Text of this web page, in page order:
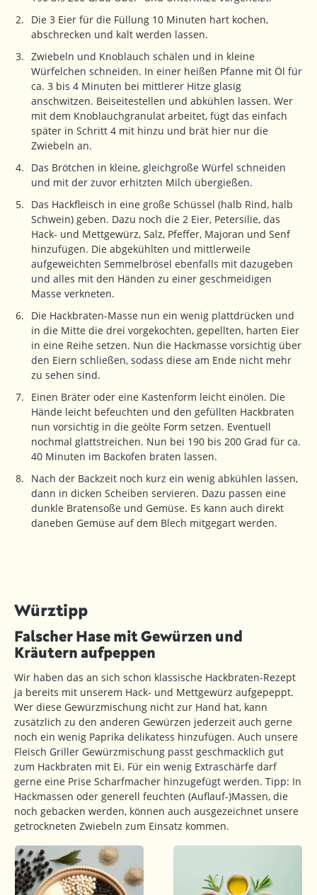
Die 3 Eier für die Füllung 10 Minuten hart kochen,
abschrecken und kalt werden lassen.
Zwiebeln und Knoblauch schälen und in kleine
Würfelchen schneiden. In einer heißen Pfanne mit Öl für
ca. 3 bis 4 Minuten bei mittlerer Hitze glasig
anschwitzen. Beiseitestellen und abkühlen lassen. Wer
mit dem Knoblauchgranulat arbeitet, fügt das einfach
später in Schritt 4 mit hinzu und brät hier nur die
Zwiebeln an.
Das Brötchen in kleine, gleichgroße Würfel schneiden
und mit der zuvor erhitzten Milch übergießen.
Das Hackfleisch in eine große Schüssel (halb Rind, halb
Schwein) geben. Dazu noch die 2 Eier, Petersilie, das
Hack- und Mettgewürz, Salz, Pfeffer, Majoran und Senf
hinzufügen. Die abgekühlten und mittlerweile
aufgeweichten Semmelbrösel ebenfalls mit dazugeben
und alles mit den Händen zu einer geschmeidigen
Masse verkneten.
Die Hackbraten-Masse nun ein wenig plattdrücken und
in die Mitte die drei vorgekochten, gepellten, harten Eier
in eine Reihe setzen. Nun die Hackmasse vorsichtig über
den Eiern schließen, sodass diese am Ende nicht mehr
zu sehen sind.
Einen Bräter oder eine Kastenform leicht einölen. Die
Hände leicht befeuchten und den gefüllten Hackbraten
nun vorsichtig in die geölte Form setzen. Eventuell
nochmal glattstreichen. Nun bei 190 bis 200 Grad für ca.
40 Minuten im Backofen braten lassen.
Nach der Backzeit noch kurz ein wenig abkühlen lassen,
dann in dicken Scheiben servieren. Dazu passen eine
dunkle Bratensoße und Gemüse. Es kann auch direkt
daneben Gemüse auf dem Blech mitgegart werden.
Würztipp
Falscher Hase mit Gewürzen und
Kräutern aufpeppen
Wir haben das an sich schon klassische Hackbraten-Rezept
ja bereits mit unserem Hack- und Mettgewürz aufgepeppt.
Wer diese Gewürzmischung nicht zur Hand hat, kann
zusätzlich zu den anderen Gewürzen jederzeit auch gerne
noch ein wenig Paprika delikatess hinzufügen. Auch unsere
Fleisch Griller Gewürzmischung passt geschmacklich gut
zum Hackbraten mit Ei. Für ein wenig Extraschärfe darf
gerne eine Prise Scharfmacher hinzugefügt werden. Tipp: In
Hackmassen oder generell feuchten (Auflauf-)Massen, die
noch gebacken werden, können auch ausgezeichnet unsere
getrockneten Zwiebeln zum Einsatz kommen.